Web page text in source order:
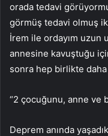
orada tedavi
görmüş tedavi olmuş
İrem ile ordayım uzun
annesine kavuştuğu
sonra hep birlikte
“2 çocuğunu, anne ve
Deprem anında